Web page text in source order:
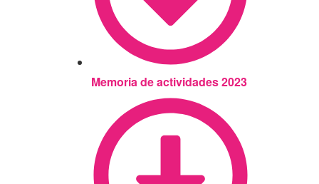
Memoria de actividades 2023